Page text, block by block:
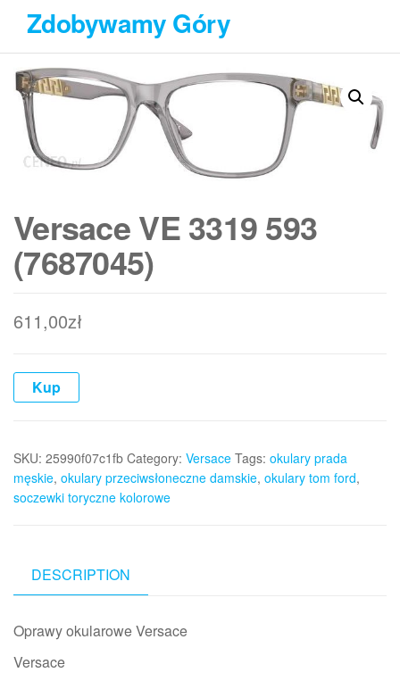
Przejdź
treści
Zdobywamy Góry
Versace VE 3319 593
(7687045)
611,00zł
Kup
SKU: 25990f07c1fb Category: Versace Tags: okulary prada
męskie, okulary przeciwsłoneczne damskie, okulary tom ford,
soczewki toryczne kolorowe
DESCRIPTION
Oprawy okularowe Versace
Versace